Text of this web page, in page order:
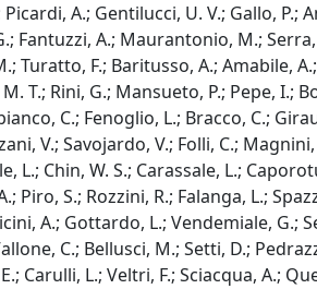
A.; Gentilucci, U. V.; Gallo,
Fantuzzi, A.; Maurantonio, M.;
Turatto, F.; Baritusso, A.; Amabile,
T.; Rini, G.; Mansueto, P.; Pepe, I.;
C.; Fenoglio, L.; Bracco, C.;
V.; Savojardo, V.; Folli, C.;
Chin, W. S.; Carassale, L.;
S.; Rozzini, R.; Falanga, L.;
A.; Gottardo, L.; Vendemiale, G.;
C.; Bellusci, M.; Setti, D.;
L.; Veltri, F.; Sciacqua, A.;